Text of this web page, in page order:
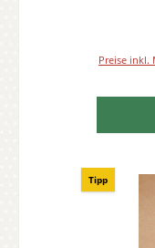
Preise inkl.
Tipp